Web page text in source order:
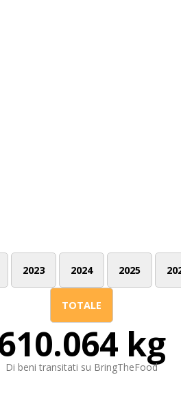
2023 2024 2025
TOTALE
kg
Di beni transitati su BringTheFood